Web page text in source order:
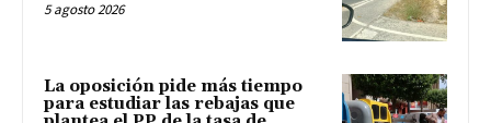
5 agosto 2026
La oposición pide más tiempo
para estudiar las rebajas que